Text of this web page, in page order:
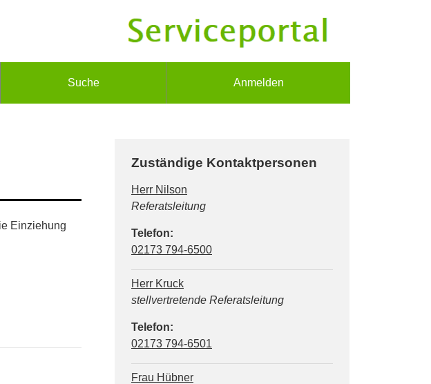
Suche Anmelden
Einziehung
Zuständige Kontaktpersonen
Herr Nilson
Position:
Referatsleitung
Telefon:
02173 794-6500
Herr Kruck
Position:
stellvertretende Referatsleitung
Telefon:
02173 794-6501
Frau Hübner